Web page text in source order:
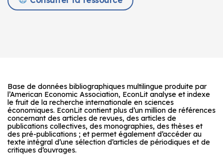
Base de données bibliographiques multilingue produite par
l’American Economic Association, EconLit analyse et indexe
le fruit de la recherche internationale en sciences
économiques. EconLit contient plus d’un million de références
concernant des articles de revues, des articles de
publications collectives, des monographies, des thèses et
des pré-publications ; et permet également d’accéder au
texte intégral d’une sélection d’articles de périodiques et de
critiques d’ouvrages.